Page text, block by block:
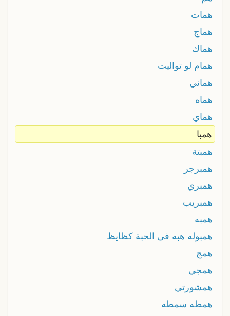
همات
هماج
هماك
همام لو تواليت
هماني
هماه
هماي
همبا
همبتة
همبرجر
همبري
همبريب
همبه
همبوله هبه فى الحبة كظايظ
همج
همجي
همشورتي
همطه سمطه